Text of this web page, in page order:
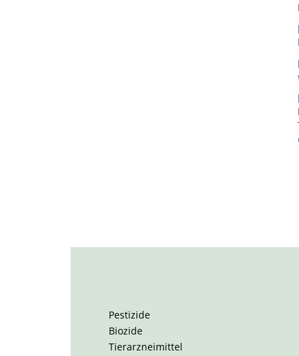
Pestizide
Biozide
Tierarzneimittel